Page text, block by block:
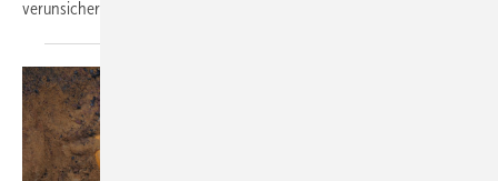
verunsichert oder